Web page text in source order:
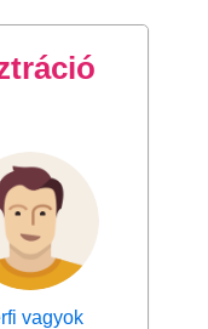
vagyok